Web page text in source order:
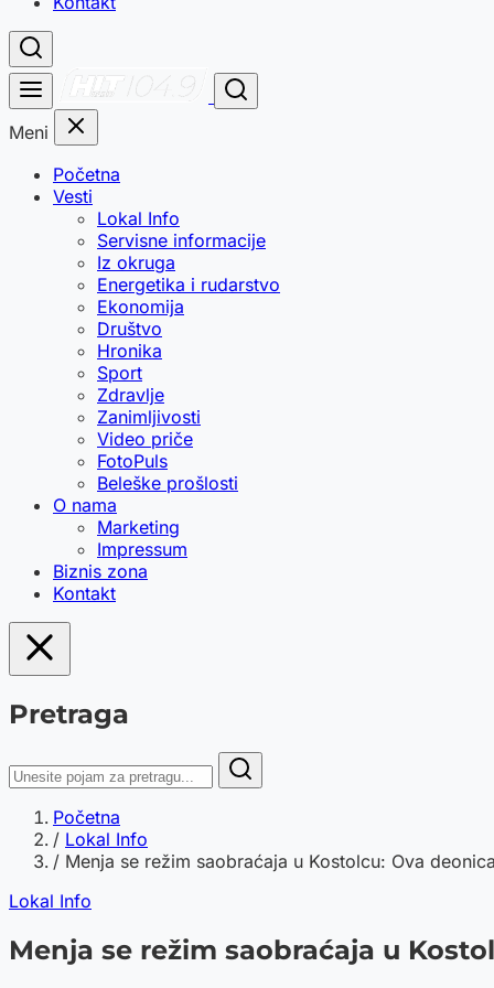
Meni
Početna
Vesti
Lokal Info
Servisne informacije
Iz okruga
Energetika i rudarstvo
Ekonomija
Društvo
Hronika
Sport
Zdravlje
Zanimljivosti
Video priče
FotoPuls
Beleške prošlosti
O nama
Marketing
Impressum
Biznis zona
Kontakt
Pretraga
Početna
/ Lokal Info
/ Menja se režim saobraćaja u Kostolcu: Ova
Lokal Info
Menja se režim saobraćaja u